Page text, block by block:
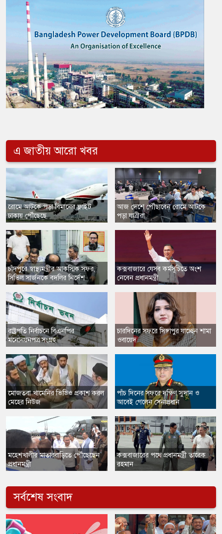
এ জাতীয় আরো খবর
​রোমে আটকে পড়া বিমানের ফ্লাইট
ঢাকায় পৌঁছেছে
চাঁদপুরে স্বাস্থ্যমন্ত্রীর আকস্মিক সফর,
সিভিল সার্জনকে বদলির নির্দেশ
​রাষ্ট্রপতি নির্বাচনে বিএনপির
মনোনয়নপত্র সংগ্রহ
​মোজতবা খামেনির ভিডিও প্রকাশ করল
মেহের নিউজ
​মহেশখালীর মাতারবাড়িতে পৌঁছেছেন
প্রধানমন্ত্রী
আজ দেশে পৌঁছাবেন রোমে আটকে
পড়া যাত্রীরা
কক্সবাজারে যেসব কর্মসূচিতে অংশ
নেবেন প্রধানমন্ত্রী
চারদিনের সফরে সিঙ্গাপুর যাচ্ছেন শামা
ওবায়েদ
পাঁচ দিনের সফরে দক্ষিণ সুদান ও
আবেই গেলেন সেনাপ্রধান
কক্সবাজারের পথে প্রধানমন্ত্রী তারেক
রহমান
সর্বশেষ সংবাদ